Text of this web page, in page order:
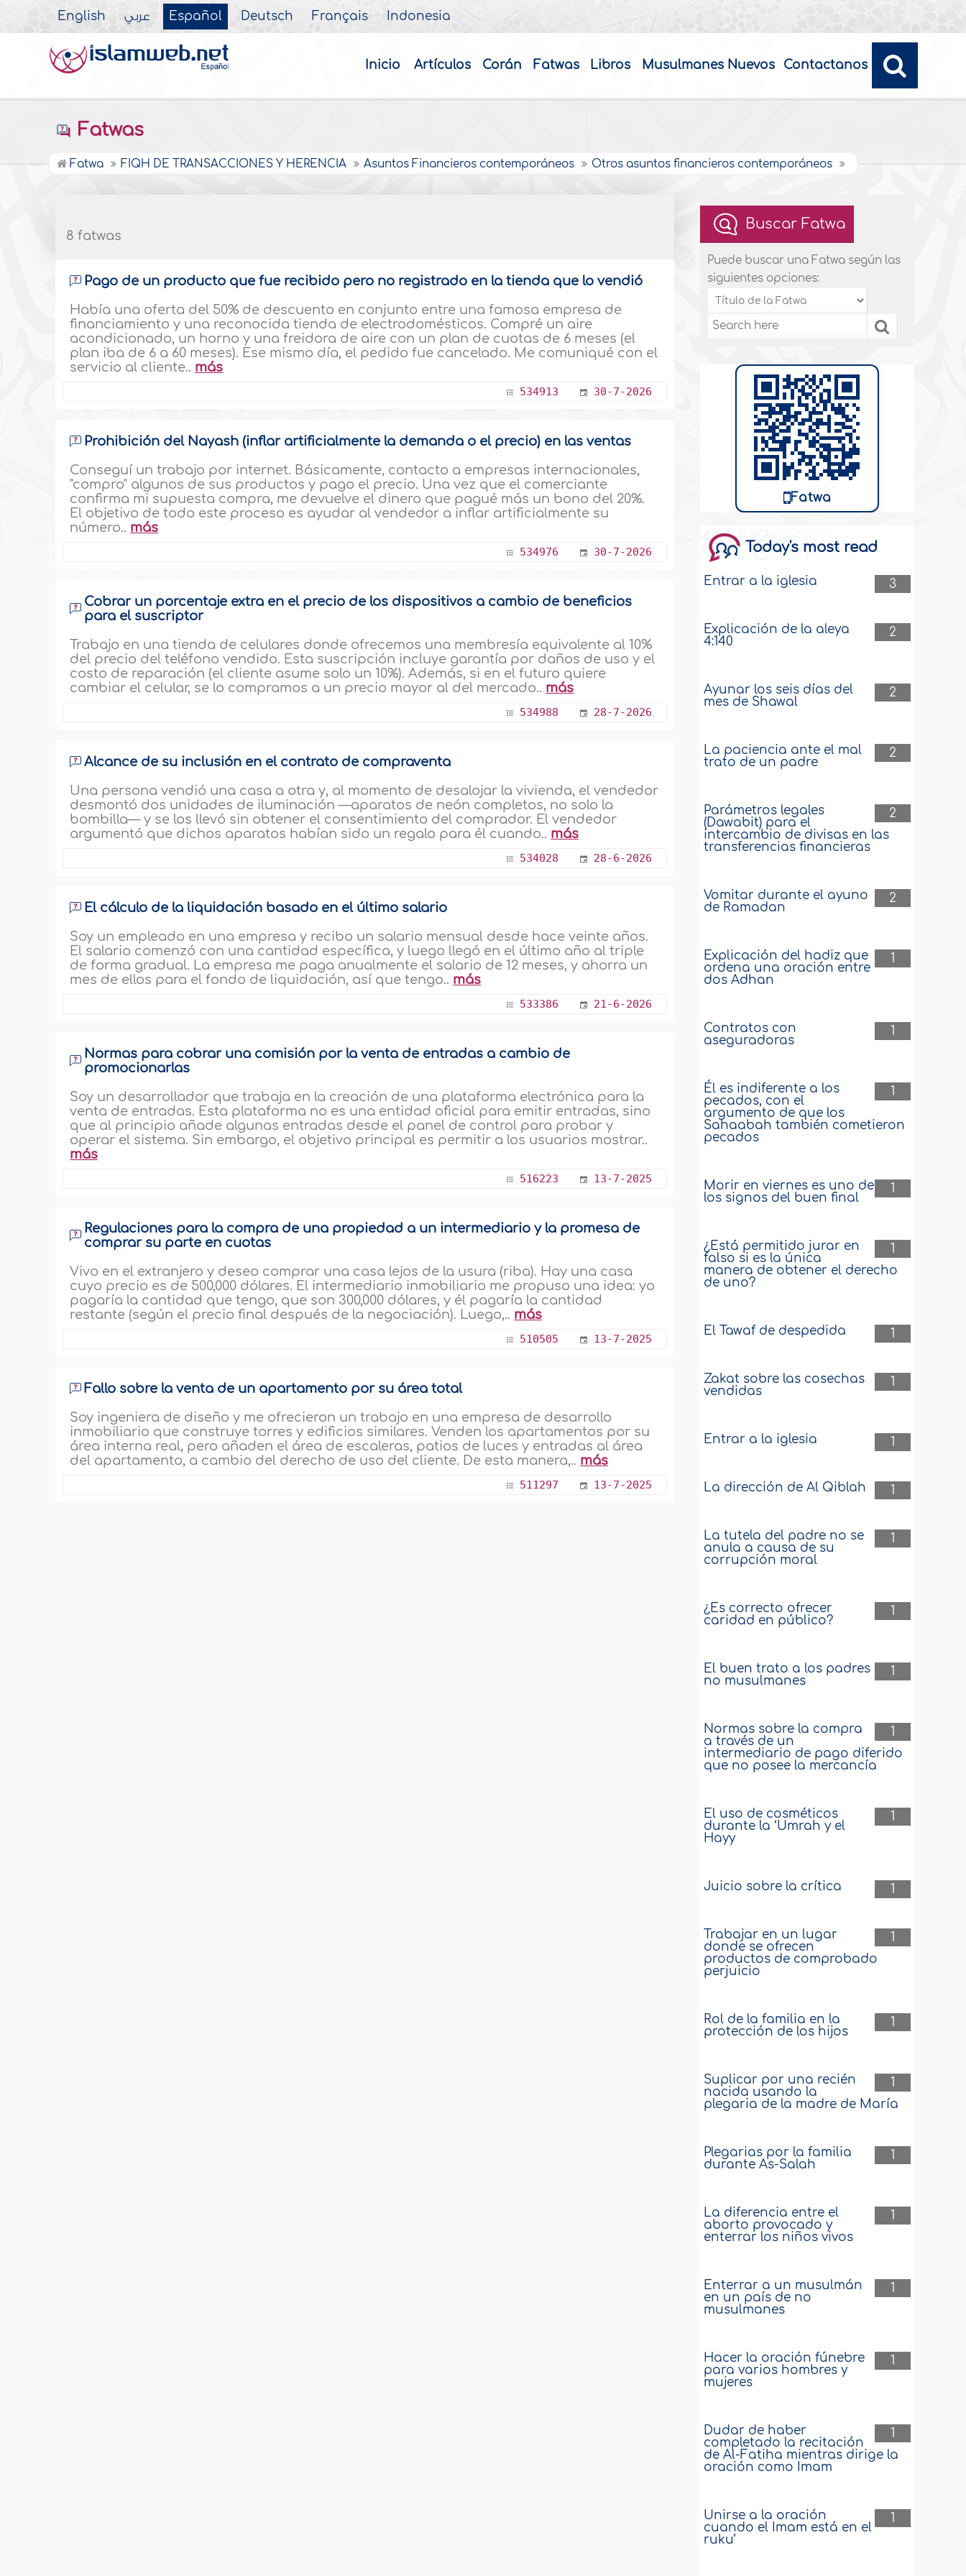
English عربي Español Deutsch Français Indonesia
Inicio Artículos Corán Fatwas Libros Musulmanes Nuevos Contactanos
Fatwas
Fatwa FIQH DE TRANSACCIONES Y HERENCIA Asuntos Financieros contemporáneos Otros asuntos financieros contemporáneos
8 fatwas
Pago de un producto que fue recibido pero no registrado en la tienda que lo vendió
Había una oferta del 50% de descuento en conjunto entre una famosa empresa de
financiamiento y una reconocida tienda de electrodomésticos. Compré un aire
acondicionado, un horno y una freidora de aire con un plan de cuotas de 6 meses (el
plan iba de 6 a 60 meses). Ese mismo día, el pedido fue cancelado. Me comuniqué con el
servicio al cliente.. más
534913 30-7-2026
Prohibición del Nayash (inflar artificialmente la demanda o el precio) en las ventas
Conseguí un trabajo por internet. Básicamente, contacto a empresas internacionales,
"compro" algunos de sus productos y pago el precio. Una vez que el comerciante
confirma mi supuesta compra, me devuelve el dinero que pagué más un bono del 20%.
El objetivo de todo este proceso es ayudar al vendedor a inflar artificialmente su
número.. más
534976 30-7-2026
Cobrar un porcentaje extra en el precio de los dispositivos a cambio de beneficios
para el suscriptor
Trabajo en una tienda de celulares donde ofrecemos una membresía equivalente al 10%
del precio del teléfono vendido. Esta suscripción incluye garantía por daños de uso y el
costo de reparación (el cliente asume solo un 10%). Además, si en el futuro quiere
cambiar el celular, se lo compramos a un precio mayor al del mercado.. más
534988 28-7-2026
Alcance de su inclusión en el contrato de compraventa
Una persona vendió una casa a otra y, al momento de desalojar la vivienda, el vendedor
desmontó dos unidades de iluminación —aparatos de neón completos, no solo la
bombilla— y se los llevó sin obtener el consentimiento del comprador. El vendedor
argumentó que dichos aparatos habían sido un regalo para él cuando.. más
534028 28-6-2026
El cálculo de la liquidación basado en el último salario
Soy un empleado en una empresa y recibo un salario mensual desde hace veinte años.
El salario comenzó con una cantidad específica, y luego llegó en el último año al triple
de forma gradual. La empresa me paga anualmente el salario de 12 meses, y ahorra un
mes de ellos para el fondo de liquidación, así que tengo.. más
533386 21-6-2026
Normas para cobrar una comisión por la venta de entradas a cambio de
promocionarlas
Soy un desarrollador que trabaja en la creación de una plataforma electrónica para la
venta de entradas. Esta plataforma no es una entidad oficial para emitir entradas, sino
que al principio añade algunas entradas desde el panel de control para probar y
operar el sistema. Sin embargo, el objetivo principal es permitir a los usuarios mostrar..
más
516223 13-7-2025
Regulaciones para la compra de una propiedad a un intermediario y la promesa de
comprar su parte en cuotas
Vivo en el extranjero y deseo comprar una casa lejos de la usura (riba). Hay una casa
cuyo precio es de 500,000 dólares. El intermediario inmobiliario me propuso una idea: yo
pagaría la cantidad que tengo, que son 300,000 dólares, y él pagaría la cantidad
restante (según el precio final después de la negociación). Luego,.. más
510505 13-7-2025
Fallo sobre la venta de un apartamento por su área total
Soy ingeniera de diseño y me ofrecieron un trabajo en una empresa de desarrollo
inmobiliario que construye torres y edificios similares. Venden los apartamentos por su
área interna real, pero añaden el área de escaleras, patios de luces y entradas al área
del apartamento, a cambio del derecho de uso del cliente. De esta manera,.. más
511297 13-7-2025
Buscar Fatwa
Puede buscar una Fatwa según las
siguientes opciones:
Fatwa
Today's most read
3
Entrar a la iglesia
2
Explicación de la aleya
4:140
2
Ayunar los seis días del
mes de Shawal
2
La paciencia ante el mal
trato de un padre
2
Parámetros legales
(Dawabit) para el
intercambio de divisas en las
transferencias financieras
2
Vomitar durante el ayuno
de Ramadan
1
Explicación del hadiz que
ordena una oración entre
dos Adhan
1
Contratos con
aseguradoras
1
Él es indiferente a los
pecados, con el
argumento de que los
Sahaabah también cometieron
pecados
1
Morir en viernes es uno de
los signos del buen final
1
¿Está permitido jurar en
falso si es la única
manera de obtener el derecho
de uno?
1
El Tawaf de despedida
1
Zakat sobre las cosechas
vendidas
1
Entrar a la iglesia
1
La dirección de Al Qiblah
1
La tutela del padre no se
anula a causa de su
corrupción moral
1
¿Es correcto ofrecer
caridad en público?
1
El buen trato a los padres
no musulmanes
1
Normas sobre la compra
a través de un
intermediario de pago diferido
que no posee la mercancía
1
El uso de cosméticos
durante la ‘Umrah y el
Hayy
1
Juicio sobre la crítica
1
Trabajar en un lugar
donde se ofrecen
productos de comprobado
perjuicio
1
Rol de la familia en la
protección de los hijos
1
Suplicar por una recién
nacida usando la
plegaria de la madre de María
1
Plegarias por la familia
durante As-Salah
1
La diferencia entre el
aborto provocado y
enterrar los niños vivos
1
Enterrar a un musulmán
en un país de no
musulmanes
1
Hacer la oración fúnebre
para varios hombres y
mujeres
1
Dudar de haber
completado la recitación
de Al-Fatiha mientras dirige la
oración como Imam
1
Unirse a la oración
cuando el Imam está en el
ruku’